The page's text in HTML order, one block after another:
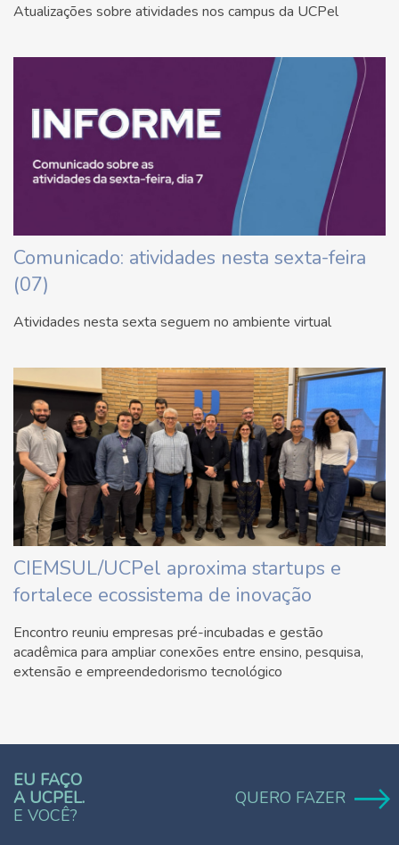
Atualizações sobre atividades nos campus da UCPel
Comunicado: atividades nesta sexta-feira
(07)
Atividades nesta sexta seguem no ambiente virtual
CIEMSUL/UCPel aproxima startups e
fortalece ecossistema de inovação
Encontro reuniu empresas pré-incubadas e gestão
acadêmica para ampliar conexões entre ensino, pesquisa,
extensão e empreendedorismo tecnológico
EU FAÇO
A UCPEL.
E VOCÊ?
QUERO FAZER